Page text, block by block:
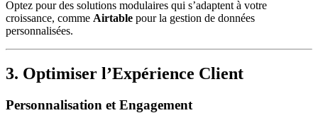
Optez pour des solutions modulaires qui s’adaptent à votre
croissance, comme Airtable pour la gestion de données
personnalisées.
3. Optimiser l’Expérience Client
Personnalisation et Engagement